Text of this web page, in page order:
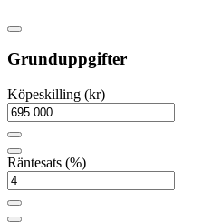
Grunduppgifter
Köpeskilling (kr)
Räntesats (%)